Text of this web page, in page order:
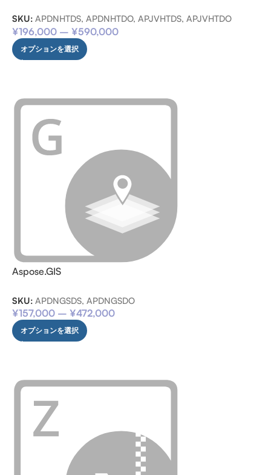
SKU: APDNHTDS, APDNHTDO, APJVHTDS, APJVHTDO
¥196,000 – ¥590,000
オプションを選択
Aspose.GIS
SKU: APDNGSDS, APDNGSDO
¥157,000 – ¥472,000
オプションを選択